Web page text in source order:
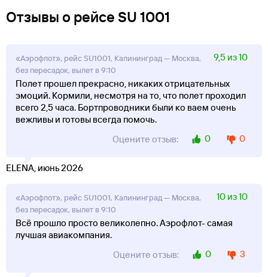
Отзывы о рейсе SU 1001
«Аэрофлот», рейс SU1001, Калининград — Москва,
без пересадок, вылет в 9:10
9,5 из 10
Полет прошел прекрасно, никаких отрицательных
эмоций. Кормили, несмотря на то, что полет проходил
всего 2,5 часа. Бортпроводники были ко ваем очень
вежливы и готовы всегда помочь.
Оцените отзыв:
0 0
ELENA, июнь 2026
«Аэрофлот», рейс SU1001, Калининград — Москва,
без пересадок, вылет в 9:10
10 из 10
Всё прошло просто великолепно. Аэрофлот- самая
лучшая авиакомпания.
Оцените отзыв:
0 3